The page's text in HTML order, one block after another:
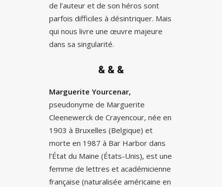
de l’auteur et de son héros sont
parfois difficiles à désintriquer. Mais
qui nous livre une œuvre majeure
dans sa singularité.
& & &
Marguerite Yourcenar,
pseudonyme de Marguerite
Cleenewerck de Crayencour, née en
1903 à Bruxelles (Belgique) et
morte en 1987 à Bar Harbor dans
l’État du Maine (États-Unis), est une
femme de lettres et académicienne
française (naturalisée américaine en